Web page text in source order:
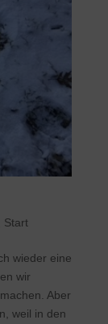
Start
wieder eine
wir
Aber
weil in den